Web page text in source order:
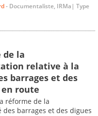
- Documentaliste, IRMa| Type
de la
relative à la
barrages et des
route
réforme de la
barrages et des digues